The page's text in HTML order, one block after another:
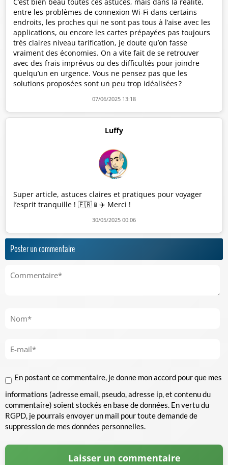
entre les problèmes de connexion Wi-Fi dans certains
endroits, les proches qui ne sont pas tous à l’aise avec les
applications, ou encore les cartes prépayées pas toujours
très claires niveau tarification, je doute qu’on fasse
vraiment des économies. On a vite fait de se retrouver
avec des frais imprévus ou des difficultés pour joindre
quelqu’un en urgence. Vous ne pensez pas que les
solutions proposées sont un peu trop idéalisées ?
07/06/2025 13:18
Luffy
Super article, astuces claires et pratiques pour voyager
l’esprit tranquille ! 🇫🇷📱✈️ Merci !
30/05/2025 00:06
Poster un commentaire
En postant ce commentaire, je donne mon accord pour que mes
informations (adresse email, pseudo, adresse ip, et contenu du
commentaire) soient stockés en base de données. En vertu du
RGPD, je pourrais envoyer un mail pour toute demande de
suppression de mes données personnelles.